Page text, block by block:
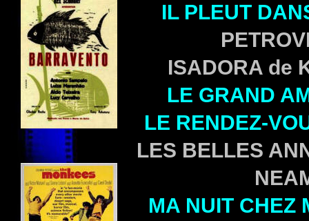
IL PLEUT
ISADORA de
LE GRAND
LE RENDEZ-
LES BELLES
MA NUIT CHEZ